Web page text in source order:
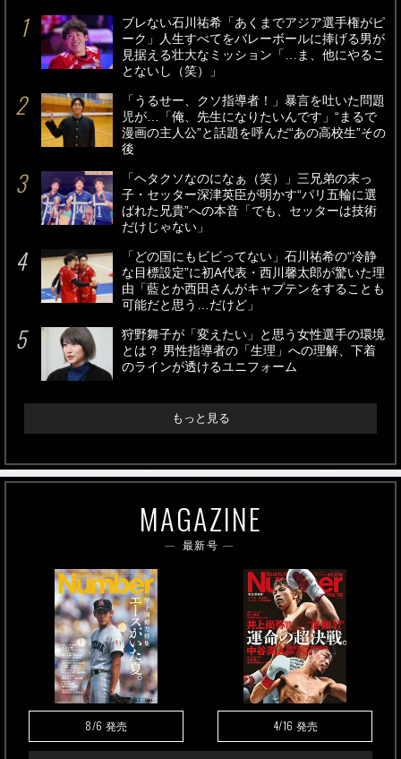
ブレない石川祐希「あくまでアジア選手権がピ
ーク」人生すべてをバレーボールに捧げる男が
見据える壮大なミッション「…ま、他にやるこ
とないし（笑）」
「うるせー、クソ指導者！」暴言を吐いた問題
児が…「俺、先生になりたいんです」“まるで
漫画の主人公”と話題を呼んだ“あの高校生”その
後
「ヘタクソなのになぁ（笑）」三兄弟の末っ
子・セッター深津英臣が明かす“パリ五輪に選
ばれた兄貴”への本音「でも、セッターは技術
だけじゃない」
「どの国にもビビってない」石川祐希の“冷静
な目標設定”に初A代表・西川馨太郎が驚いた理
由「藍とか西田さんがキャプテンをすることも
可能だと思う…だけど」
狩野舞子が「変えたい」と思う女性選手の環境
とは？ 男性指導者の「生理」への理解、下着
のラインが透けるユニフォーム
もっと見る
MAGAZINE
最新号
8/6 発売 4/16 発売